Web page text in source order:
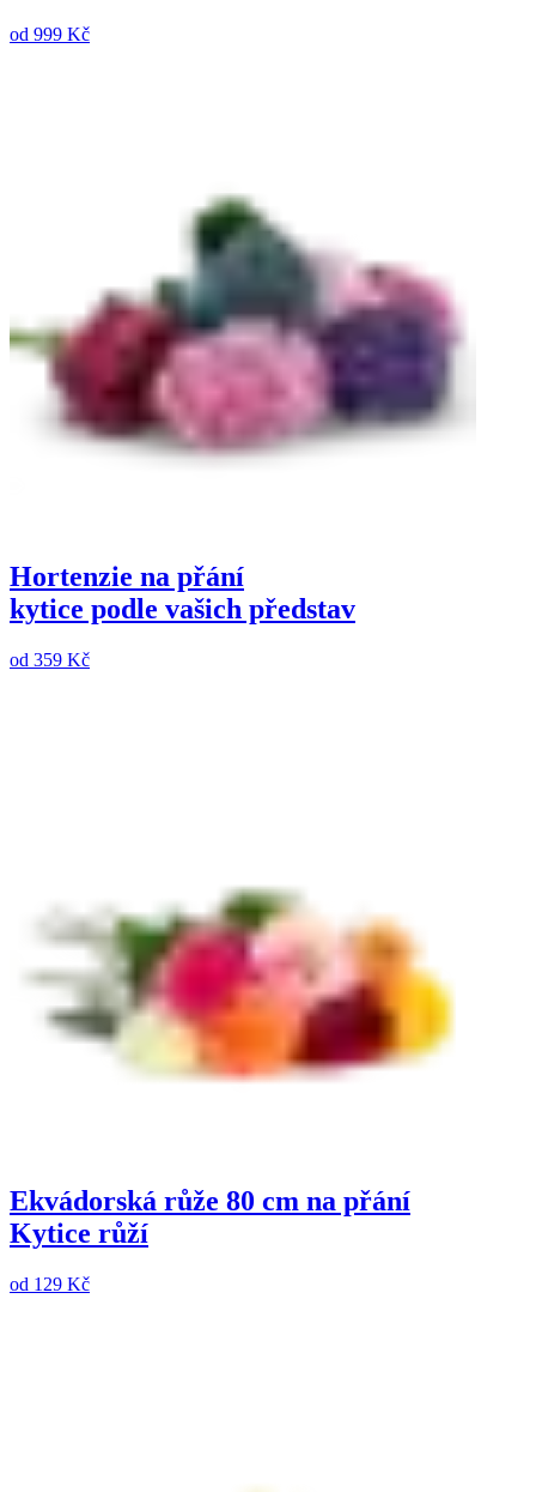
od 999 Kč
Hortenzie na přání
kytice podle vašich představ
od 359 Kč
Ekvádorská růže 80 cm na přání
Kytice růží
od 129 Kč